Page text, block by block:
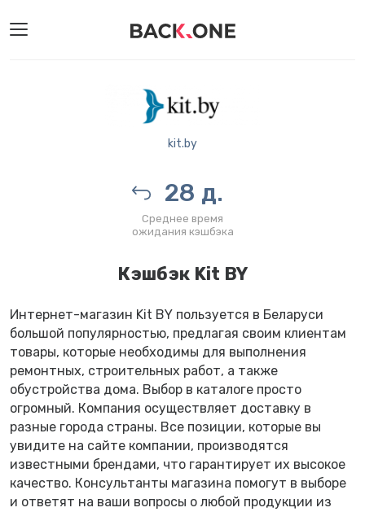
kit.by
28 д.
Среднее время
ожидания кэшбэка
Кэшбэк Kit BY
Интернет-магазин Kit BY пользуется в Беларуси
большой популярностью, предлагая своим клиентам
товары, которые необходимы для выполнения
ремонтных, строительных работ, а также
обустройства дома. Выбор в каталоге просто
огромный. Компания осуществляет доставку в
разные города страны. Все позиции, которые вы
увидите на сайте компании, производятся
известными брендами, что гарантирует их высокое
качество. Консультанты магазина помогут в выборе
и ответят на ваши вопросы о любой продукции из